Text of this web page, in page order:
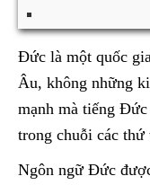
Đức là một quốc
Âu, không những
mạnh mà tiếng
trong chuỗi các
Ngôn ngữ Đức